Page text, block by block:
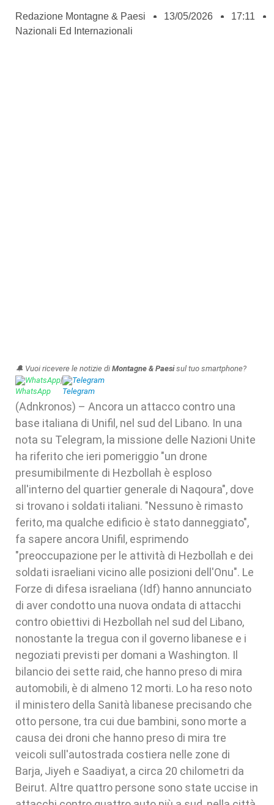
Redazione Montagne & Paesi 13/05/2026
17:11
Nazionali Ed Internazionali
🔔 Vuoi ricevere le notizie di Montagne & Paesisul tuo smartphone?
WhatsApp| Telegram
(Adnkronos) – Ancora un attacco contro una
base italiana di Unifil, nel sud del Libano. In una
nota su Telegram, la missione delle Nazioni Unite
ha riferito che ieri pomeriggio "un drone
presumibilmente di Hezbollah è esploso
all'interno del quartier generale di Naqoura", dove
si trovano i soldati italiani. "Nessuno è rimasto
ferito, ma qualche edificio è stato danneggiato",
fa sapere ancora Unifil, esprimendo
"preoccupazione per le attività di Hezbollah e dei
soldati israeliani vicino alle posizioni dell'Onu". Le
Forze di difesa israeliana (Idf) hanno annunciato
di aver condotto una nuova ondata di attacchi
contro obiettivi di Hezbollah nel sud del Libano,
nonostante la tregua con il governo libanese e i
negoziati previsti per domani a Washington. Il
bilancio dei sette raid, che hanno preso di mira
automobili, è di almeno 12 morti. Lo ha reso noto
il ministero della Sanità libanese precisando che
otto persone, tra cui due bambini, sono morte a
causa dei droni che hanno preso di mira tre
veicoli sull'autostrada costiera nelle zone di
Barja, Jiyeh e Saadiyat, a circa 20 chilometri da
Beirut. Altre quattro persone sono state uccise in